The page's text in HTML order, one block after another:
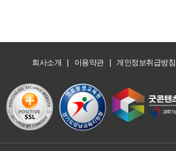
회사소개 | 이용약관 | 개인정보취급방침